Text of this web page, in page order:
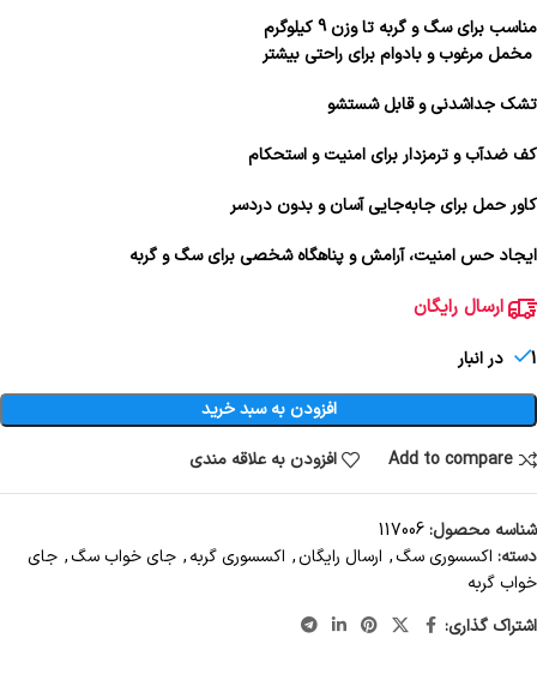
مناسب برای سگ و گربه تا وزن 9 کیلوگرم
مخمل مرغوب و بادوام برای راحتی بیشتر
تشک جداشدنی و قابل شستشو
کف ضدآب و ترمزدار برای امنیت و استحکام
کاور حمل برای جابه‌جایی آسان و بدون دردسر
ایجاد حس امنیت، آرامش و پناهگاه شخصی برای سگ و گربه
ارسال رایگان
1 در انبار
افزودن به سبد خرید
Add to compare
افزودن به علاقه مندی
شناسه محصول:117006
دسته: اکسسوری سگ, ارسال رایگان, اکسسوری گربه, جای خواب سگ, جای
خواب گربه
اشتراک گذاری: